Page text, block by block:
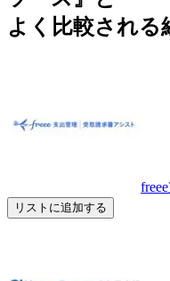
よく比較され
リストに追加する